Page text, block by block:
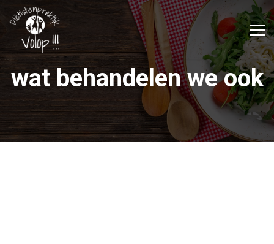
Meteen
naar
inhoud
wat behandelen we ook